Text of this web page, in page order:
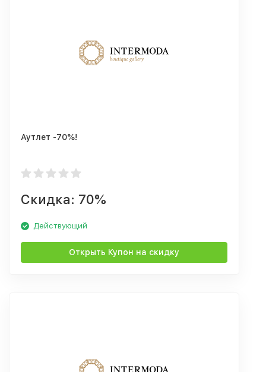
Аутлет -70%!
Скидка: 70%
Действующий
Открыть Купон на скидку